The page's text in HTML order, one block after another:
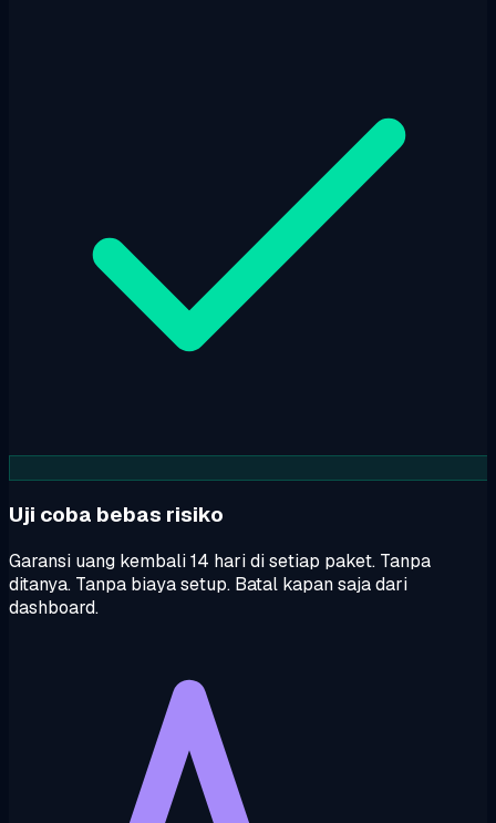
Uji coba bebas risiko
Garansi uang kembali 14 hari di setiap paket. Tanpa
ditanya. Tanpa biaya setup. Batal kapan saja dari
dashboard.